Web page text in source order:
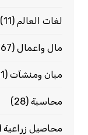
لغات العالم (11)
مال واعمال(67)
مبان ومنشآت(11)
محاسبة(28)
محاصيل زراعية